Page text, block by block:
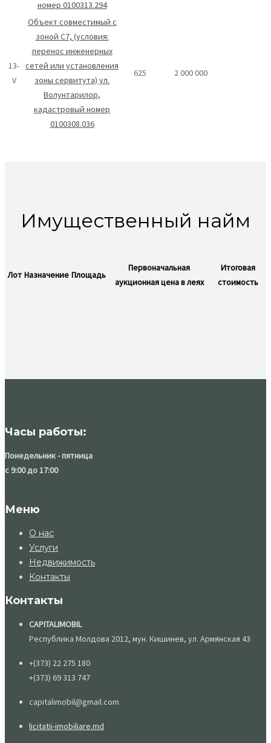
номер 0100313.294
13-
V
Объект совместимый с
зоной С7, (условия:
перенос инженерных
сетей или установления
зоны сервитута) ул.
Волунтарилор,
кадастровый номер
0100308.036
625 2 000 000
Имущественный найм
Лот Назначение Площадь
Первоначальная
аукционная цена в леях
Итоговая
стоимость
Часы работы:
Понедельник - пятница
с 9:00 до 17:00
Меню
О нас
Услуги
Недвижимость
Контакты
Контакты
CAPITALIMOBIL
Республика Молдова 2012, мун. Кишинев, ул. Армянская 43
+(373) 22 275 180
+(373) 69 313 747
capitalimobil@gmail.com
licitatii-imobiliare.md